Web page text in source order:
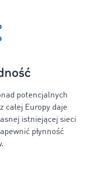
potencjalnych
całej Europy daje
istniejącej sieci
płynność